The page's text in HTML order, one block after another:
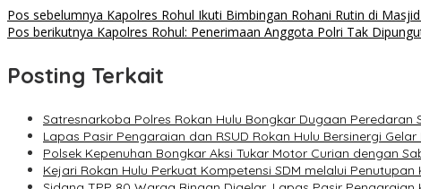
Navigasi
Pos sebelumnya Kapolres Rohul Ikuti Bimbingan Rohani Rutin di
Pos berikutnya Kapolres Rohul: Penerimaan Anggota Polri Tak
Posting Terkait
Satresnarkoba Polres Rokan Hulu Bongkar Dugaan Peredaran
Lapas Pasir Pengaraian dan RSUD Rokan Hulu Bersinergi
Polsek Kepenuhan Bongkar Aksi Tukar Motor Curian dengan
Kejari Rokan Hulu Perkuat Kompetensi SDM melalui